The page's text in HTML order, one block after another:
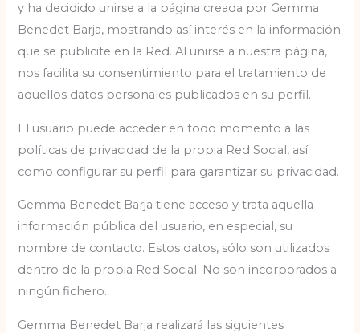
y ha decidido unirse a la página creada por Gemma
Benedet Barja, mostrando así interés en la información
que se publicite en la Red. Al unirse a nuestra página,
nos facilita su consentimiento para el tratamiento de
aquellos datos personales publicados en su perfil.
El usuario puede acceder en todo momento a las
políticas de privacidad de la propia Red Social, así
como configurar su perfil para garantizar su privacidad.
Gemma Benedet Barja tiene acceso y trata aquella
información pública del usuario, en especial, su
nombre de contacto. Estos datos, sólo son utilizados
dentro de la propia Red Social. No son incorporados a
ningún fichero.
Gemma Benedet Barja realizará las siguientes